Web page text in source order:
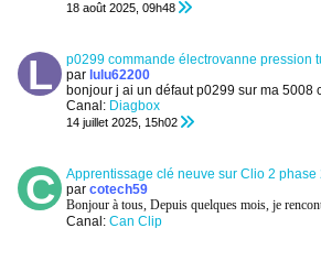
18 août 2025, 09h48
p0299 commande électrovanne pression
par lulu62200
bonjour j ai un défaut p0299 sur ma 5008
Canal: Diagbox
14 juillet 2025, 15h02
Apprentissage clé neuve sur Clio 2 phase
par cotech59
Bonjour à tous, Depuis quelques mois, je rencontre des difficultés pour
Canal: Can Clip